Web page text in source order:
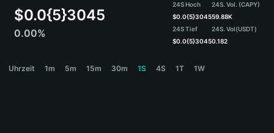
Español
Português (Brasil)
$0.0{5}3045
0.00%
24S Hoch
$0.0{5}3045
24S Tief
$0.0{5}3045
24S. Vol. (CAPY)
59.88K
24S. Vol(USDT)
0.182
Uhrzeit 1m 5m 15m 30m 1S 4S 1T 1W